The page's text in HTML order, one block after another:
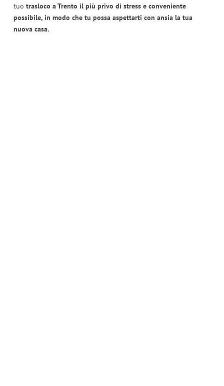
tuo trasloco a Trento il più privo di stress e conveniente
possibile, in modo che tu possa aspettarti con ansia la tua
nuova casa.